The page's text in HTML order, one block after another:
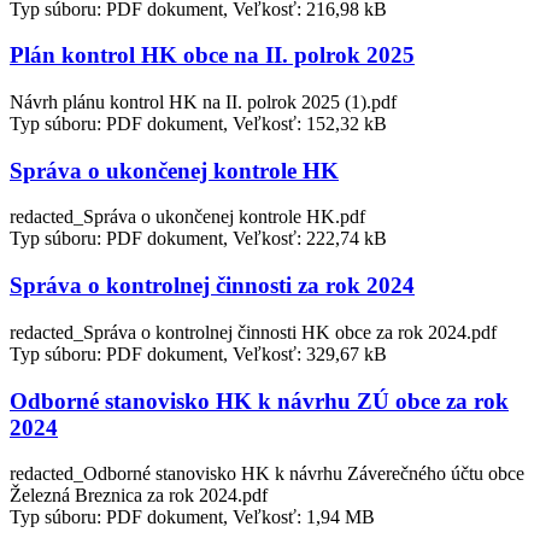
Typ súboru: PDF dokument, Veľkosť: 216,98 kB
Plán kontrol HK obce na II. polrok 2025
Návrh plánu kontrol HK na II. polrok 2025 (1).pdf
Typ súboru: PDF dokument, Veľkosť: 152,32 kB
Správa o ukončenej kontrole HK
redacted_Správa o ukončenej kontrole HK.pdf
Typ súboru: PDF dokument, Veľkosť: 222,74 kB
Správa o kontrolnej činnosti za rok 2024
redacted_Správa o kontrolnej činnosti HK obce za rok 2024.pdf
Typ súboru: PDF dokument, Veľkosť: 329,67 kB
Odborné stanovisko HK k návrhu ZÚ obce za rok
2024
redacted_Odborné stanovisko HK k návrhu Záverečného účtu obce
Železná Breznica za rok 2024.pdf
Typ súboru: PDF dokument, Veľkosť: 1,94 MB